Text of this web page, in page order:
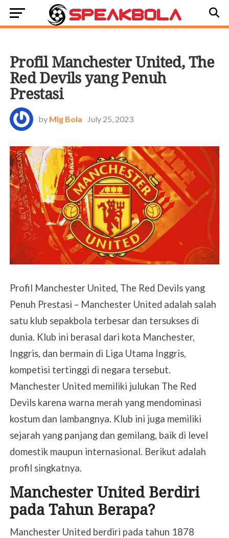
Profil Manchester United, The
Red Devils yang Penuh
Prestasi
by Mlg Bola July 25, 2023
Profil Manchester United, The Red Devils yang
Penuh Prestasi – Manchester United adalah salah
satu klub sepakbola terbesar dan tersukses di
dunia. Klub ini berasal dari kota Manchester,
Inggris, dan bermain di Liga Utama Inggris,
kompetisi tertinggi di negara tersebut.
Manchester United memiliki julukan The Red
Devils karena warna merah yang mendominasi
kostum dan lambangnya. Klub ini juga memiliki
sejarah yang panjang dan gemilang, baik di level
domestik maupun internasional. Berikut adalah
profil singkatnya.
Manchester United Berdiri
pada Tahun Berapa?
Manchester United berdiri pada tahun 1878